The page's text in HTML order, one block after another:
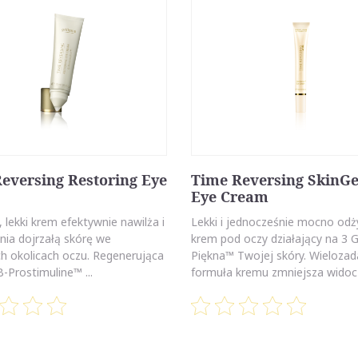
Restoring Eye
lekki krem efektywnie nawilża i
dojrzałą skórę we
okolicach oczu. Regenerująca
Prostimuline™ ...
Time Reversing
Eye Cream
Lekki i jednocześnie mocno
krem pod oczy działający na 3
Piękna™ Twojej skóry.
formuła kremu zmniejsza